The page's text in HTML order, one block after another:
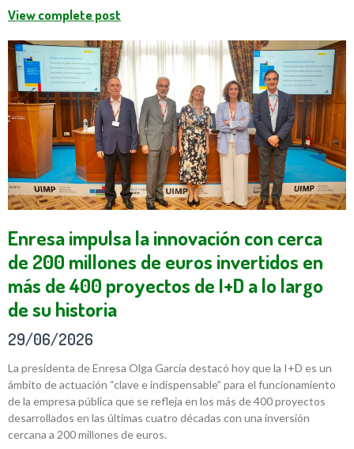
View complete post
Enresa impulsa la innovación con cerca
de 200 millones de euros invertidos en
más de 400 proyectos de I+D a lo largo
de su historia
29/06/2026
La presidenta de Enresa Olga García destacó hoy que la I+D es un
ámbito de actuación “clave e indispensable” para el funcionamiento
de la empresa pública que se refleja en los más de 400 proyectos
desarrollados en las últimas cuatro décadas con una inversión
cercana a 200 millones de euros.